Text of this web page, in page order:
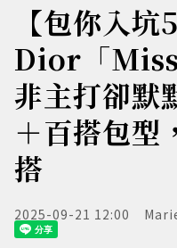
【包你入坑
Dior「Miss
非主打卻默
＋百搭包型
搭
2025-09-21 12:00